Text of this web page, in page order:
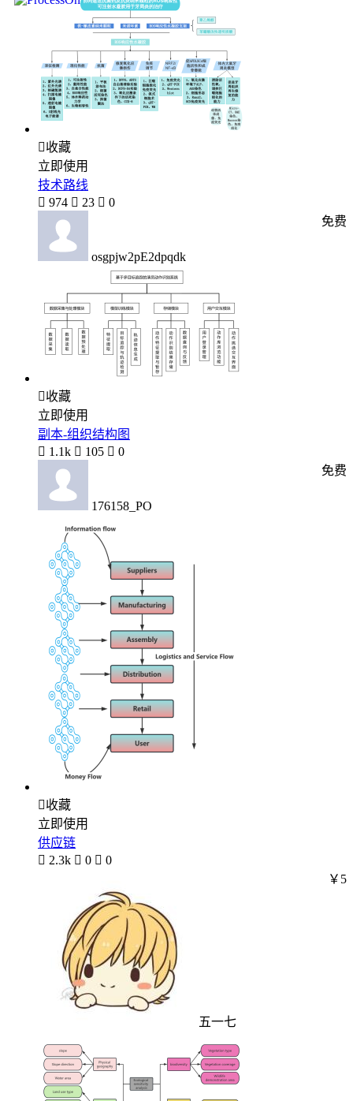
收藏
立即使用
技术路线
 974  23  0
osgpjw2pE2dpqdk
免费
收藏
立即使用
副本-组织结构图
 1.1k  105  0
176158_PO
免费
收藏
立即使用
供应链
 2.3k  0  0
五一七
￥5